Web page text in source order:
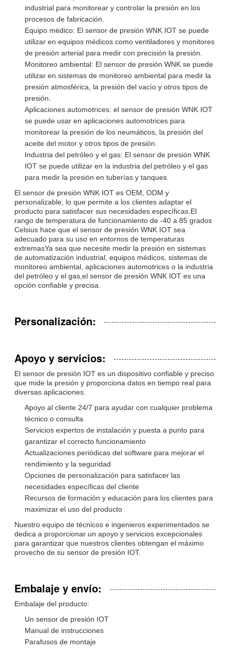
industrial para monitorear y controlar la presión en los
procesos de fabricación.
Equipo médico: El sensor de presión WNK IOT se puede
utilizar en equipos médicos como ventiladores y monitores
de presión arterial para medir con precisión la presión.
Monitoreo ambiental: El sensor de presión WNK se puede
utilizar en sistemas de monitoreo ambiental para medir la
presión atmosférica, la presión del vacío y otros tipos de
presión.
Aplicaciones automotrices: el sensor de presión WNK IOT
se puede usar en aplicaciones automotrices para
monitorear la presión de los neumáticos, la presión del
aceite del motor y otros tipos de presión.
Industria del petróleo y el gas: El sensor de presión WNK
IOT se puede utilizar en la industria del petróleo y el gas
para medir la presión en tuberías y tanques.
El sensor de presión WNK IOT es OEM, ODM y
personalizable, lo que permite a los clientes adaptar el
producto para satisfacer sus necesidades específicas.El
rango de temperatura de funcionamiento de -40 a 85 grados
Celsius hace que el sensor de presión WNK IOT sea
adecuado para su uso en entornos de temperaturas
extremasYa sea que necesite medir la presión en sistemas
de automatización industrial, equipos médicos, sistemas de
monitoreo ambiental, aplicaciones automotrices o la industria
del petróleo y el gas,el sensor de presión WNK IOT es una
opción confiable y precisa.
Personalización:
Apoyo y servicios:
El sensor de presión IOT es un dispositivo confiable y preciso
que mide la presión y proporciona datos en tiempo real para
diversas aplicaciones.
Apoyo al cliente 24/7 para ayudar con cualquier problema
técnico o consulta
Servicios expertos de instalación y puesta a punto para
garantizar el correcto funcionamiento
Actualizaciones periódicas del software para mejorar el
rendimiento y la seguridad
Opciones de personalización para satisfacer las
necesidades específicas del cliente
Recursos de formación y educación para los clientes para
maximizar el uso del producto
Nuestro equipo de técnicos e ingenieros experimentados se
dedica a proporcionar un apoyo y servicios excepcionales
para garantizar que nuestros clientes obtengan el máximo
provecho de su sensor de presión IOT.
Embalaje y envío:
Embalaje del producto:
Un sensor de presión IOT
Manual de instrucciones
Parafusos de montaje